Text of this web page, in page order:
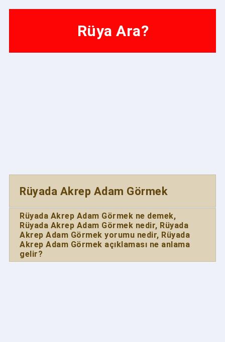
Rüya Ara?
Rüyada Akrep Adam Görmek
Rüyada Akrep Adam Görmek ne demek,
Rüyada Akrep Adam Görmek nedir, Rüyada
Akrep Adam Görmek yorumu nedir, Rüyada
Akrep Adam Görmek açıklaması ne anlama
gelir?